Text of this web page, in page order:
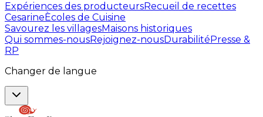
Expériences des producteursRecueil de recettes
CesarineÈcoles de Cuisine
Savourez les villagesMaisons historiques
Qui sommes-nousRejoignez-nousDurabilitéPresse &
RP
Changer de langue